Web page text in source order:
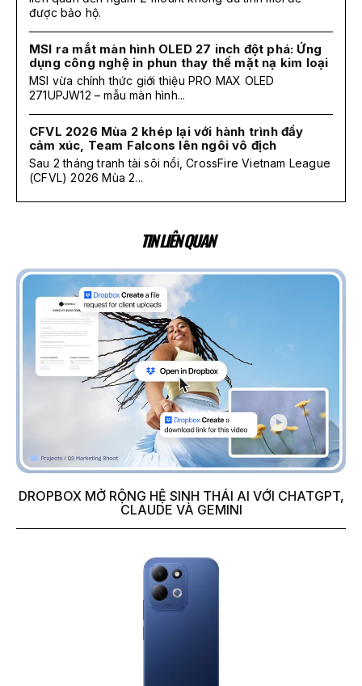
được bảo hộ.
MSI ra mắt màn hình OLED 27 inch đột phá: Ứng
dụng công nghệ in phun thay thế mặt nạ kim loại
MSI vừa chính thức giới thiệu PRO MAX OLED
271UPJW12 – mẫu màn hình...
CFVL 2026 Mùa 2 khép lại với hành trình đầy
cảm xúc, Team Falcons lên ngôi vô địch
Sau 2 tháng tranh tài sôi nổi, CrossFire Vietnam League
(CFVL) 2026 Mùa 2...
TIN LIÊN QUAN
DROPBOX MỞ RỘNG HỆ SINH THÁI AI VỚI CHATGPT,
CLAUDE VÀ GEMINI